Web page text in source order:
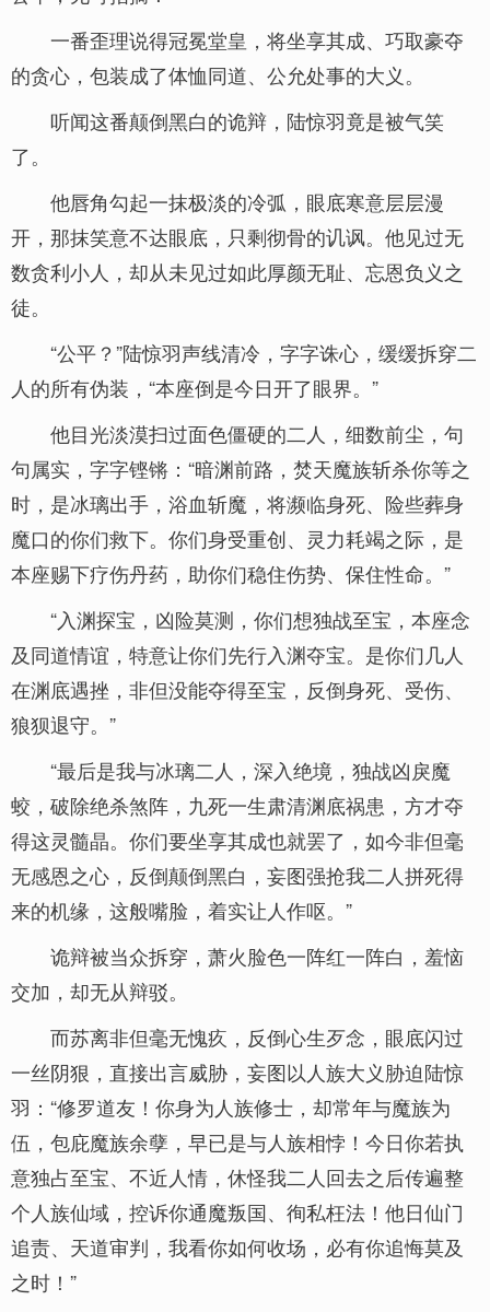
一番歪理说得冠冕堂皇，将坐享其成、巧取豪夺
的贪心，包装成了体恤同道、公允处事的大义。
听闻这番颠倒黑白的诡辩，陆惊羽竟是被气笑
了。
他唇角勾起一抹极淡的冷弧，眼底寒意层层漫
开，那抹笑意不达眼底，只剩彻骨的讥讽。他见过无
数贪利小人，却从未见过如此厚颜无耻、忘恩负义之
徒。
“公平？”陆惊羽声线清冷，字字诛心，缓缓拆穿二
人的所有伪装，“本座倒是今日开了眼界。”
他目光淡漠扫过面色僵硬的二人，细数前尘，句
句属实，字字铿锵：“暗渊前路，焚天魔族斩杀你等之
时，是冰璃出手，浴血斩魔，将濒临身死、险些葬身
魔口的你们救下。你们身受重创、灵力耗竭之际，是
本座赐下疗伤丹药，助你们稳住伤势、保住性命。”
“入渊探宝，凶险莫测，你们想独战至宝，本座念
及同道情谊，特意让你们先行入渊夺宝。是你们几人
在渊底遇挫，非但没能夺得至宝，反倒身死、受伤、
狼狈退守。”
“最后是我与冰璃二人，深入绝境，独战凶戾魔
蛟，破除绝杀煞阵，九死一生肃清渊底祸患，方才夺
得这灵髓晶。你们要坐享其成也就罢了，如今非但毫
无感恩之心，反倒颠倒黑白，妄图强抢我二人拼死得
来的机缘，这般嘴脸，着实让人作呕。”
诡辩被当众拆穿，萧火脸色一阵红一阵白，羞恼
交加，却无从辩驳。
而苏离非但毫无愧疚，反倒心生歹念，眼底闪过
一丝阴狠，直接出言威胁，妄图以人族大义胁迫陆惊
羽：“修罗道友！你身为人族修士，却常年与魔族为
伍，包庇魔族余孽，早已是与人族相悖！今日你若执
意独占至宝、不近人情，休怪我二人回去之后传遍整
个人族仙域，控诉你通魔叛国、徇私枉法！他日仙门
追责、天道审判，我看你如何收场，必有你追悔莫及
之时！”